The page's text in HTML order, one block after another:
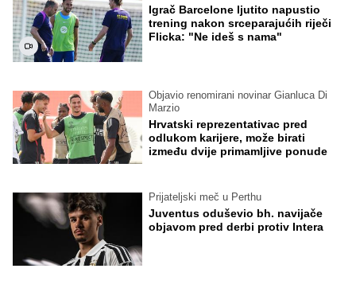
Igrač Barcelone ljutito napustio
trening nakon srceparajućih riječi
Flicka: "Ne ideš s nama"
Objavio renomirani novinar Gianluca Di
Marzio
Hrvatski reprezentativac pred
odlukom karijere, može birati
između dvije primamljive ponude
Prijateljski meč u Perthu
Juventus oduševio bh. navijače
objavom pred derbi protiv Intera